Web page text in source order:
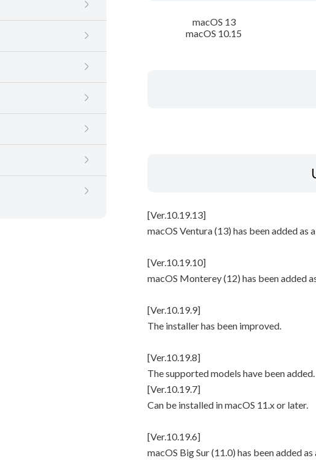
macOS 13
macOS 10.15
[Ver.10.19.13]
macOS Ventura (13) has been added as
[Ver.10.19.10]
macOS Monterey (12) has been added
[Ver.10.19.9]
The installer has been improved.
[Ver.10.19.8]
The supported models have been added.
[Ver.10.19.7]
Can be installed in macOS 11.x or later.
[Ver.10.19.6]
macOS Big Sur (11.0) has been added